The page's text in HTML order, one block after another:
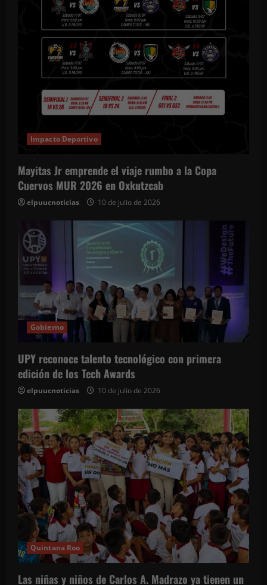
Impacto Deportivo
Mayitas Jr emprende el viaje rumbo a la Copa
Cuervos MUR 2026 en Oxkutzcab
elpuucnoticias 10 de julio de 2026
Gobierno
UPY reconoce talento tecnológico con primera
edición de los Tech Awards
elpuucnoticias 10 de julio de 2026
Quintana Roo
Las niñas y niños de Carlos A. Madrazo ya tienen un